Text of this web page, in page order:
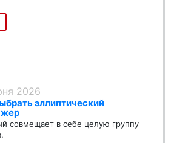
2026
эллиптический
совмещает в себе целую группу